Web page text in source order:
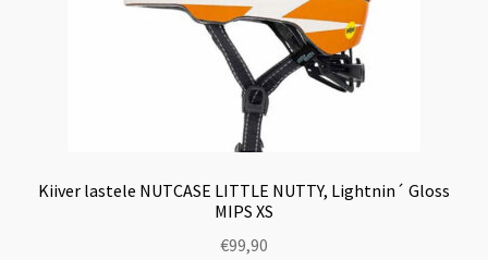
Kiiver lastele NUTCASE LITTLE NUTTY, Lightnin´ Gloss
MIPS XS
€99,90